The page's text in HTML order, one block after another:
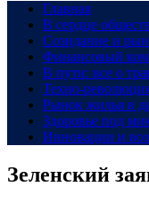
Главная
В сердце
Созидание и
Финансовый
В пути: все о
Техно-
Рынок жилья в
Здоровье под
Инновации и
Зеленский